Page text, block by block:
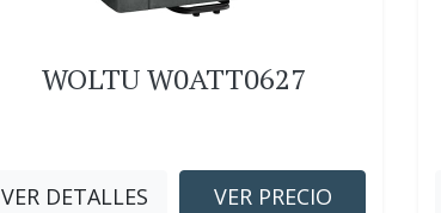
WOLTU W0ATT0627
VER DETALLES VER PRECIO